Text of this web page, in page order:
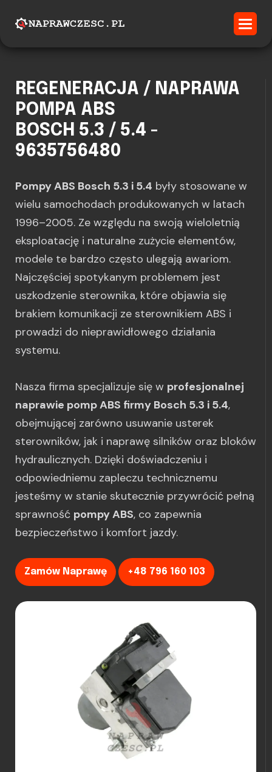
REGENERACJA / NAPRAWA
POMPA ABS
BOSCH 5.3 / 5.4 -
9635756480
Pompy ABS Bosch 5.3 i 5.4 były stosowane w
wielu samochodach produkowanych w latach
1996–2005. Ze względu na swoją wieloletnią
eksploatację i naturalne zużycie elementów,
modele te bardzo często ulegają awariom.
Najczęściej spotykanym problemem jest
uszkodzenie sterownika, które objawia się
brakiem komunikacji ze sterownikiem ABS i
prowadzi do nieprawidłowego działania
systemu.
Nasza firma specjalizuje się w profesjonalnej
naprawie pomp ABS firmy Bosch 5.3 i 5.4,
obejmującej zarówno usuwanie usterek
sterowników, jak i naprawę silników oraz bloków
hydraulicznych. Dzięki doświadczeniu i
odpowiedniemu zapleczu technicznemu
jesteśmy w stanie skutecznie przywrócić pełną
sprawność pompy ABS, co zapewnia
bezpieczeństwo i komfort jazdy.
Zamów Naprawę +48 796 160 103